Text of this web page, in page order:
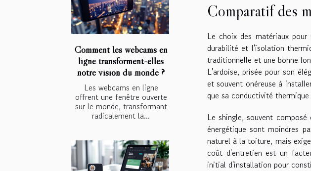
Comment les webcams en
ligne transforment-elles
notre vision du monde ?
Les webcams en ligne
offrent une fenêtre ouverte
sur le monde, transformant
radicalement la...
Comparatif des
Le choix des matériaux
durabilité et l'isolation
traditionnelle et une bonne
L'ardoise, prisée pour son
et souvent onéreuse à
que sa conductivité
Le shingle, souvent
énergétique sont moindres
naturel à la toiture, mais
coût d'entretien est un
initial d'installation pour